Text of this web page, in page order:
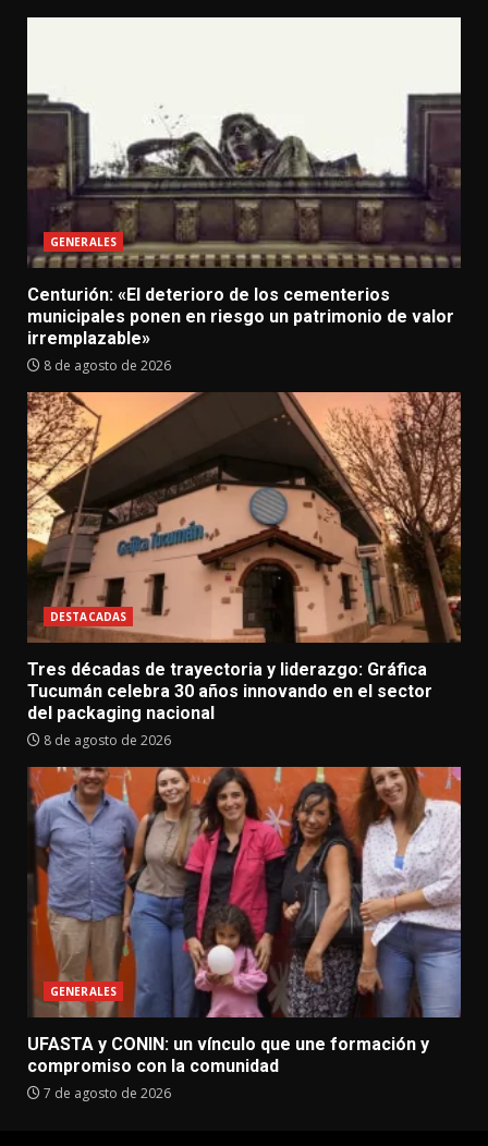
GENERALES
Centurión: «El deterioro de los cementerios
municipales ponen en riesgo un patrimonio de valor
irremplazable»
8 de agosto de 2026
DESTACADAS
Tres décadas de trayectoria y liderazgo: Gráfica
Tucumán celebra 30 años innovando en el sector
del packaging nacional
8 de agosto de 2026
GENERALES
UFASTA y CONIN: un vínculo que une formación y
compromiso con la comunidad
7 de agosto de 2026